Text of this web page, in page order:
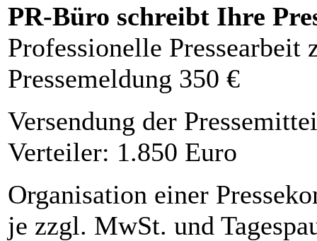
PR-Büro schreibt Ihre
Professionelle Pressearbeit
Pressemeldung 350 €
Versendung der
Verteiler: 1.850 Euro
Organisation einer
je zzgl. MwSt. und